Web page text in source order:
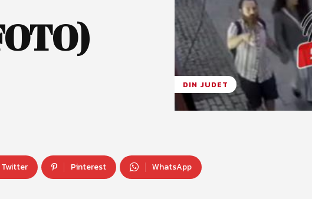
DIN JUDET
Twitter Pinterest WhatsApp